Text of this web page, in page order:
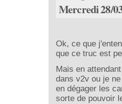
Mercredi 28/
Ok, ce que
que ce truc est
Mais en
dans v2v ou je
en dégager les
sorte de pouvoir